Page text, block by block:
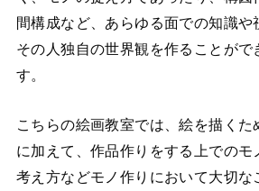
間構成など、あらゆる面での知識や
その人独自の世界観を作ることがで
す。
こちらの絵画教室では、絵を描く
に加えて、作品作りをする上でのモ
考え方などモノ作りにおいて大切な